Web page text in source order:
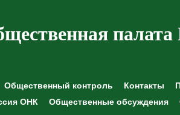
Общественный контроль Контакты
ОНК Общественные обсуждения